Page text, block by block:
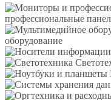
профессиональные
оборудование